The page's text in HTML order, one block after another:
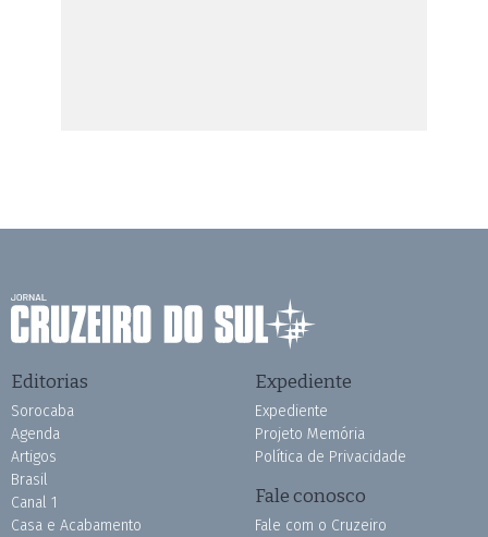
Editorias
Sorocaba
Agenda
Artigos
Brasil
Canal 1
Casa e Acabamento
Expediente
Expediente
Projeto Memória
Política de Privacidade
Fale conosco
Fale com o Cruzeiro